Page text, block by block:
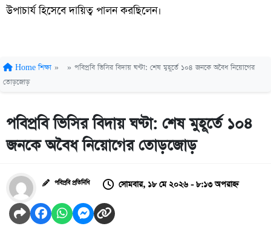
উপাচার্য হিসেবে দায়িত্ব পালন করছিলেন।
Home শিক্ষা » » পবিপ্রবি ভিসির বিদায় ঘণ্টা: শেষ মুহূর্তে ১০৪ জনকে অবৈধ নিয়োগের
তোড়জোড়
পবিপ্রবি ভিসির বিদায় ঘণ্টা: শেষ মুহূর্তে ১০৪
জনকে অবৈধ নিয়োগের তোড়জোড়
পবিপ্রবি প্রতিনিধি সোমবার, ১৮ মে ২০২৬ - ৮:১৩ অপরাহ্ন